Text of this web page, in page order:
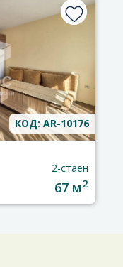
КОД: AR-10176
2-стаен
67 м2